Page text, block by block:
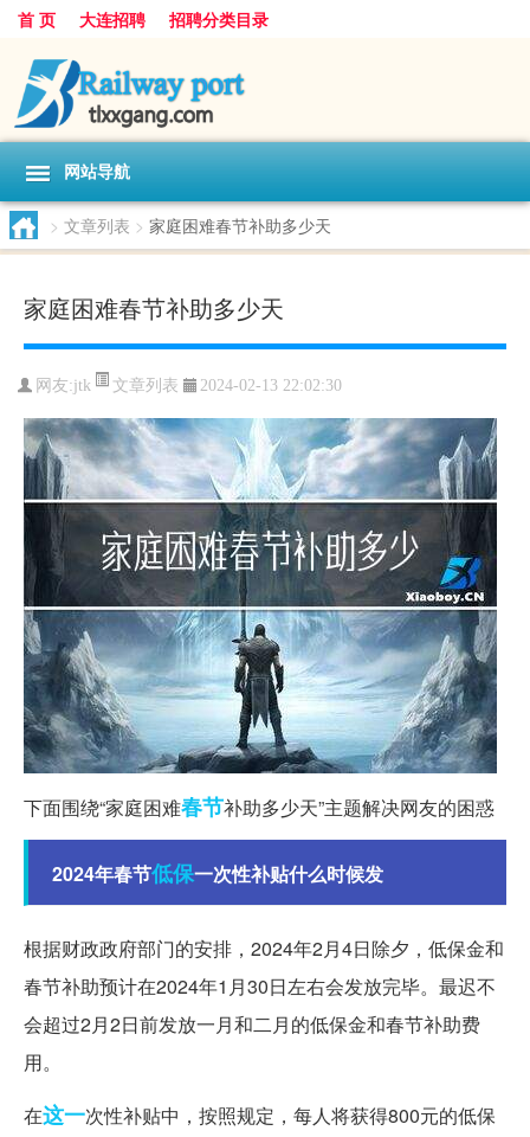
首 页 大连招聘 招聘分类目录
网站导航
> 文章列表 > 家庭困难春节补助多少天
家庭困难春节补助多少天
网友:jtk 文章列表 2024-02-13 22:02:30
下面围绕“家庭困难春节补助多少天”主题解决网友的困惑
2024年春节低保一次性补贴什么时候发
根据财政政府部门的安排，2024年2月4日除夕，低保金和
春节补助预计在2024年1月30日左右会发放完毕。最迟不
会超过2月2日前发放一月和二月的低保金和春节补助费
用。
在这一次性补贴中，按照规定，每人将获得800元的低保